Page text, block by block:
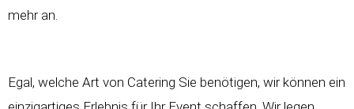
mehr an.
Egal, welche Art von Catering Sie benötigen, wir können ein